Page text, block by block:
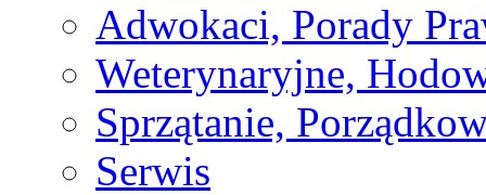
Adwokaci, Porady
Weterynaryjne,
Sprzątanie,
Serwis